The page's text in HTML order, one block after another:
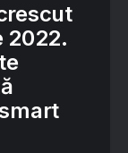
2022.